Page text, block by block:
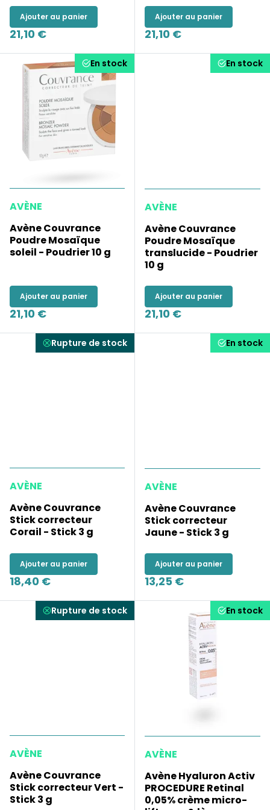
Ajouter au panier
21,10 €
Ajouter au panier
21,10 €
En stock
AVÈNE
Avène Couvrance
Poudre Mosaïque
soleil - Poudrier 10 g
Ajouter au panier
21,10 €
En stock
AVÈNE
Avène Couvrance
Poudre Mosaïque
translucide - Poudrier
10 g
Ajouter au panier
21,10 €
Rupture de stock
AVÈNE
Avène Couvrance
Stick correcteur
Corail - Stick 3 g
Ajouter au panier
18,40 €
En stock
AVÈNE
Avène Couvrance
Stick correcteur
Jaune - Stick 3 g
Ajouter au panier
13,25 €
Rupture de stock
AVÈNE
Avène Couvrance
Stick correcteur Vert -
Stick 3 g
En stock
AVÈNE
Avène Hyaluron Activ
PROCEDURE Retinal
0,05% crème micro-